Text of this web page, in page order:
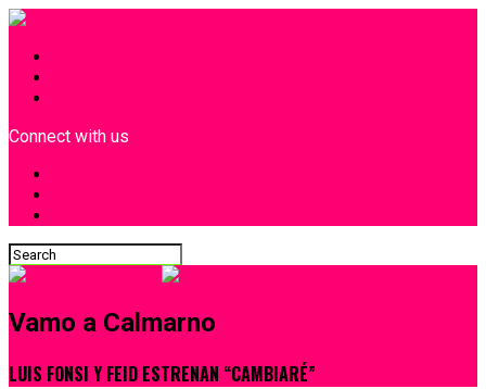
Connect with us
Vamo a Calmarno
LUIS FONSI Y FEID ESTRENAN “CAMBIARÉ”